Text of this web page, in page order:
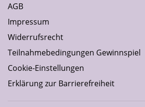
AGB
Impressum
Widerrufsrecht
Teilnahmebedingungen Gewinnspiel
Cookie-Einstellungen
Erklärung zur Barrierefreiheit